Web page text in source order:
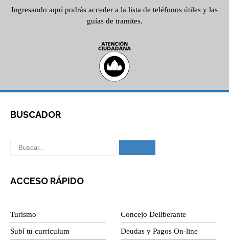
Ingresando aquí podrás acceder a la lista de teléfonos útiles y las
guías de tramites.
BUSCADOR
ACCESO RÁPIDO
Turismo Concejo Deliberante
Subí tu curriculum Deudas y Pagos On-line